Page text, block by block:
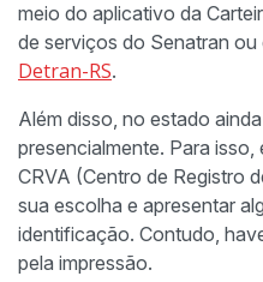
meio do aplicativo da
de serviços do Senatran ou
Detran-RS.
Além disso, no estado
presencialmente. Para
CRVA (Centro de Registro
sua escolha e apresentar
identificação. Contudo,
pela impressão.